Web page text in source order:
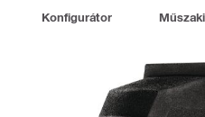
Konfigurátor